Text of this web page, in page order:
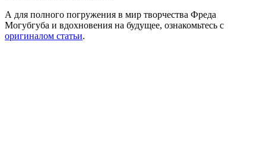
А для полного погружения в мир творчества Фреда
Могубгуба и вдохновения на будущее, ознакомьтесь с
оригиналом статьи.